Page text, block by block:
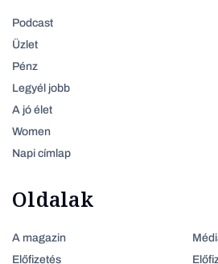
Podcast
Üzlet
Pénz
Legyél jobb
A jó élet
Women
Napi címlap
Oldalak
A magazin
Előfizetés